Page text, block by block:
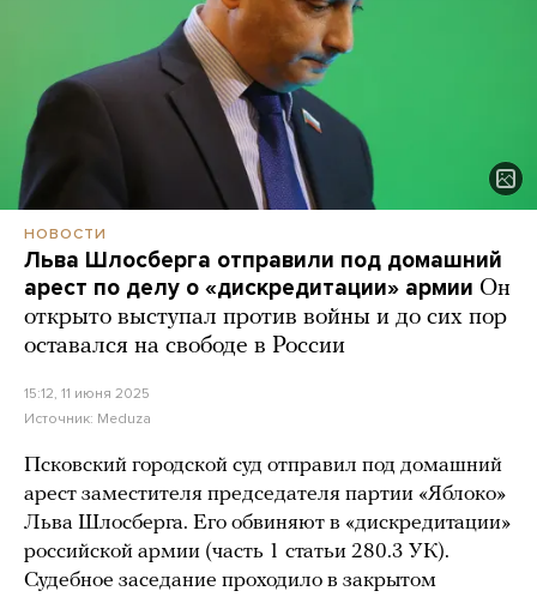
НОВОСТИ
Льва Шлосберга отправили под домашний
арест по делу о «дискредитации» армии Он
открыто выступал против войны и до сих пор
оставался на свободе в России
15:12, 11 июня 2025
Источник: Meduza
Псковский городской суд отправил под домашний
арест заместителя председателя партии «Яблоко»
Льва Шлосберга. Его обвиняют в «дискредитации»
российской армии (часть 1 статьи 280.3 УК).
Судебное заседание проходило в закрытом